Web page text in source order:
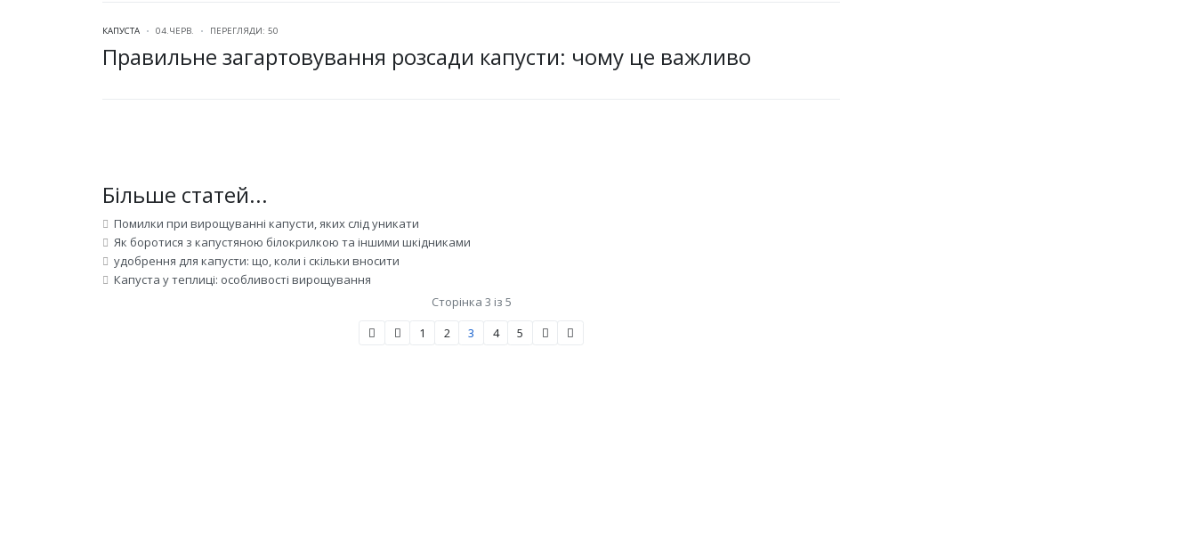
КАПУСТА 04.ЧЕРВ. ПЕРЕГЛЯДИ: 50
Правильне загартовування розсади капусти: чому це важливо
Більше статей...
Помилки при вирощуванні капусти, яких слід уникати
Як боротися з капустяною білокрилкою та іншими шкідниками
удобрення для капусти: що, коли і скільки вносити
Капуста у теплиці: особливості вирощування
Сторінка 3 із 5
1
2 3 4 5